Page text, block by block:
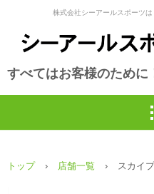
株式会社シーアールスポーツ
すべてはお客様のために
トップ › 店舗一覧 › スカイ